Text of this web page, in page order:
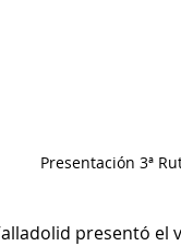
Presentación 3ª
presentó el